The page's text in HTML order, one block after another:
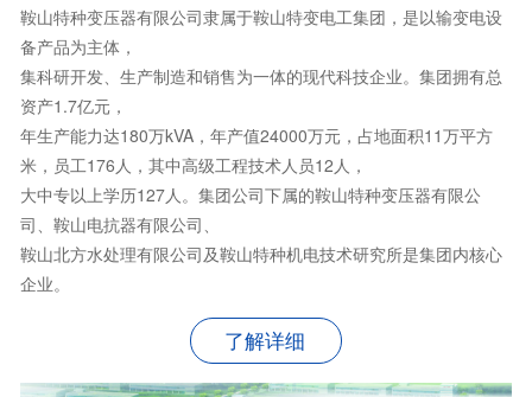
鞍山特种变压器有限公司隶属于鞍山特变电工集团，是以输变电设
备产品为主体，
集科研开发、生产制造和销售为一体的现代科技企业。集团拥有总
资产1.7亿元，
年生产能力达180万kVA，年产值24000万元，占地面积11万平方
米，员工176人，其中高级工程技术人员12人，
大中专以上学历127人。集团公司下属的鞍山特种变压器有限公
司、鞍山电抗器有限公司、
鞍山北方水处理有限公司及鞍山特种机电技术研究所是集团内核心
企业。
了解详细